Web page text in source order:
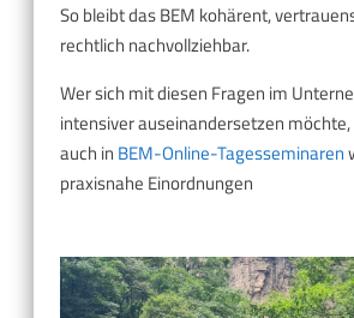
So bleibt das BEM kohärent,
rechtlich nachvollziehbar.
Wer sich mit diesen Fragen im
intensiver auseinandersetzen
auch in BEM-Online-Tagesseminaren
praxisnahe Einordnungen